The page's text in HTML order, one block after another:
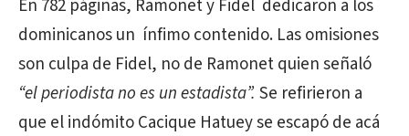
En 782 páginas, Ramonet y Fidel dedicaron a los
dominicanos un ínfimo contenido. Las omisiones
son culpa de Fidel, no de Ramonet quien señaló
“el periodista no es un estadista”. Se refirieron a
que el indómito Cacique Hatuey se escapó de acá